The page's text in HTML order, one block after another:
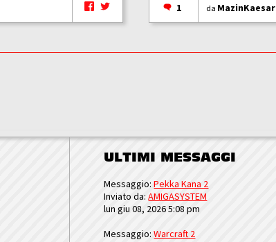
1 da MazinKaesar
ULTIMI MESSAGGI
Messaggio:Pekka Kana 2
Inviato da:AMIGASYSTEM
lun giu 08, 2026 5:08 pm
Messaggio:Warcraft 2